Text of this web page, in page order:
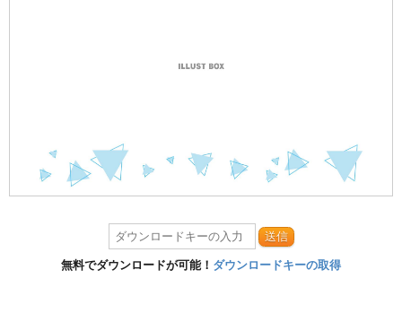
送信
無料でダウンロードが可能！ ダウンロードキーの取得